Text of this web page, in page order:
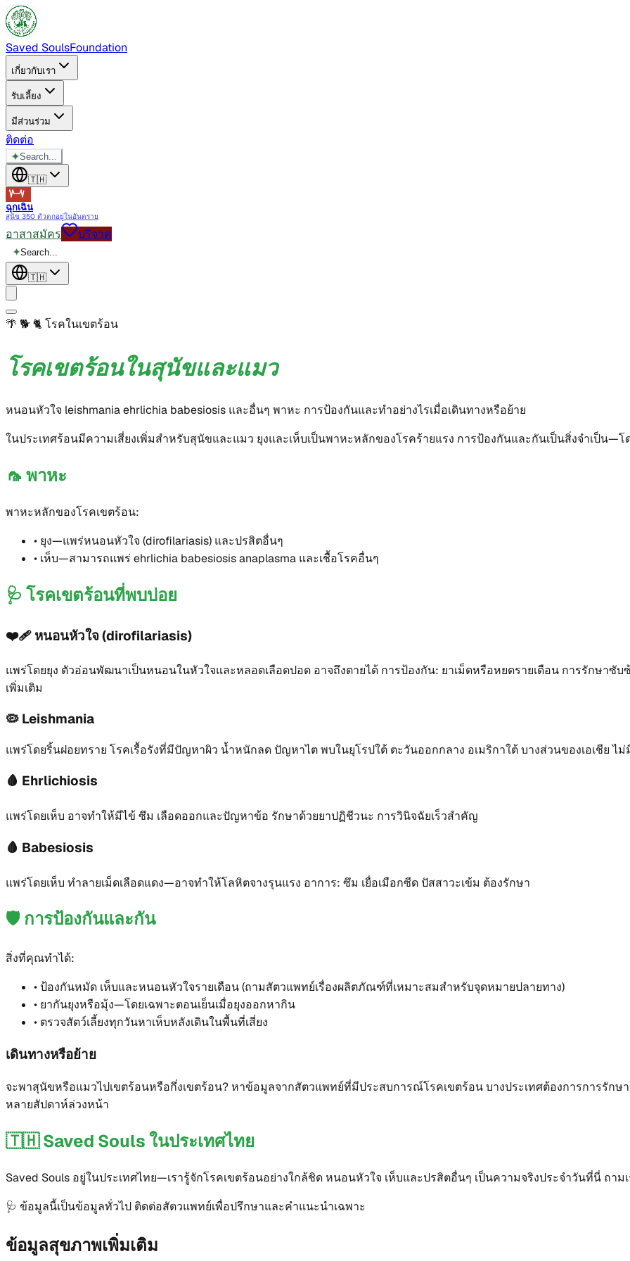
Saved SoulsFoundation
เกี่ยวกับเรา
รับเลี้ยง
มีส่วนร่วม
ติดต่อ
✦Search...
🇹🇭
ฉุกเฉิน
สุนัข 350 ตัวตกอยู่ในอันตราย
อาสาสมัคร บริจาค
✦Search...
🇹🇭
🌴 🐕 🐈 โรคในเขตร้อน
โรคเขตร้อนในสุนัขและแมว
หนอนหัวใจ leishmania ehrlichia babesiosis และอื่นๆ พาหะ การป้องกันและทำอย่างไรเมื่อเดินทางหรือย้าย
ในประเทศร้อนมีความเสี่ยงเพิ่มสำหรับสุนัขและแมว ยุงและเห็บเป็นพาหะหลักของโรคร้ายแรง การป้องกันและกันเป็นสิ่งจำเป็น—โ
🦟 พาหะ
พาหะหลักของโรคเขตร้อน:
• ยุง—แพร่หนอนหัวใจ (dirofilariasis) และปรสิตอื่นๆ
• เห็บ—สามารถแพร่ ehrlichia babesiosis anaplasma และเชื้อโรคอื่นๆ
🩺 โรคเขตร้อนที่พบบ่อย
❤️‍🩹 หนอนหัวใจ (dirofilariasis)
แพร่โดยยุง ตัวอ่อนพัฒนาเป็นหนอนในหัวใจและหลอดเลือดปอด อาจถึงตายได้ การป้องกัน: ยาเม็ดหรือหยดรายเดือน การรักษาซั
เพิ่มเติม
🦠 Leishmania
แพร่โดยริ้นฝอยทราย โรคเรื้อรังที่มีปัญหาผิว น้ำหนักลด ปัญหาไต พบในยุโรปใต้ ตะวันออกกลาง อเมริกาใต้ บางส่วนของเอเชีย
🩸 Ehrlichiosis
แพร่โดยเห็บ อาจทำให้มีไข้ ซึม เลือดออกและปัญหาข้อ รักษาด้วยยาปฏิชีวนะ การวินิจฉัยเร็วสำคัญ
🩸 Babesiosis
แพร่โดยเห็บ ทำลายเม็ดเลือดแดง—อาจทำให้โลหิตจางรุนแรง อาการ: ซึม เยื่อเมือกซีด ปัสสาวะเข้ม ต้องรักษา
🛡️การป้องกันและกัน
สิ่งที่คุณทำได้:
•ป้องกันหมัด เห็บและหนอนหัวใจรายเดือน (ถามสัตวแพทย์เรื่องผลิตภัณฑ์ที่เหมาะสมสำหรับจุดหมายปลายทาง)
• ยากันยุงหรือมุ้ง—โดยเฉพาะตอนเย็นเมื่อยุงออกหากิน
• ตรวจสัตว์เลี้ยงทุกวันหาเห็บหลังเดินในพื้นที่เสี่ยง
เดินทางหรือย้าย
จะพาสุนัขหรือแมวไปเขตร้อนหรือกึ่งเขตร้อน? หาข้อมูลจากสัตวแพทย์ที่มีประสบการณ์โรคเขตร้อน บางประเทศต้องการการรัก
หลายสัปดาห์ล่วงหน้า
🇹🇭Saved Souls ในประเทศไทย
Saved Souls อยู่ในประเทศไทย—เรารู้จักโรคเขตร้อนอย่างใกล้ชิด หนอนหัวใจ เห็บและปรสิตอื่นๆ เป็นความจริงประจำวันที่นี่ ถาม
🩺 ข้อมูลนี้เป็นข้อมูลทั่วไป ติดต่อสัตวแพทย์เพื่อปรึกษาและคำแนะนำเฉพาะ
ข้อมูลสุขภาพเพิ่มเติม